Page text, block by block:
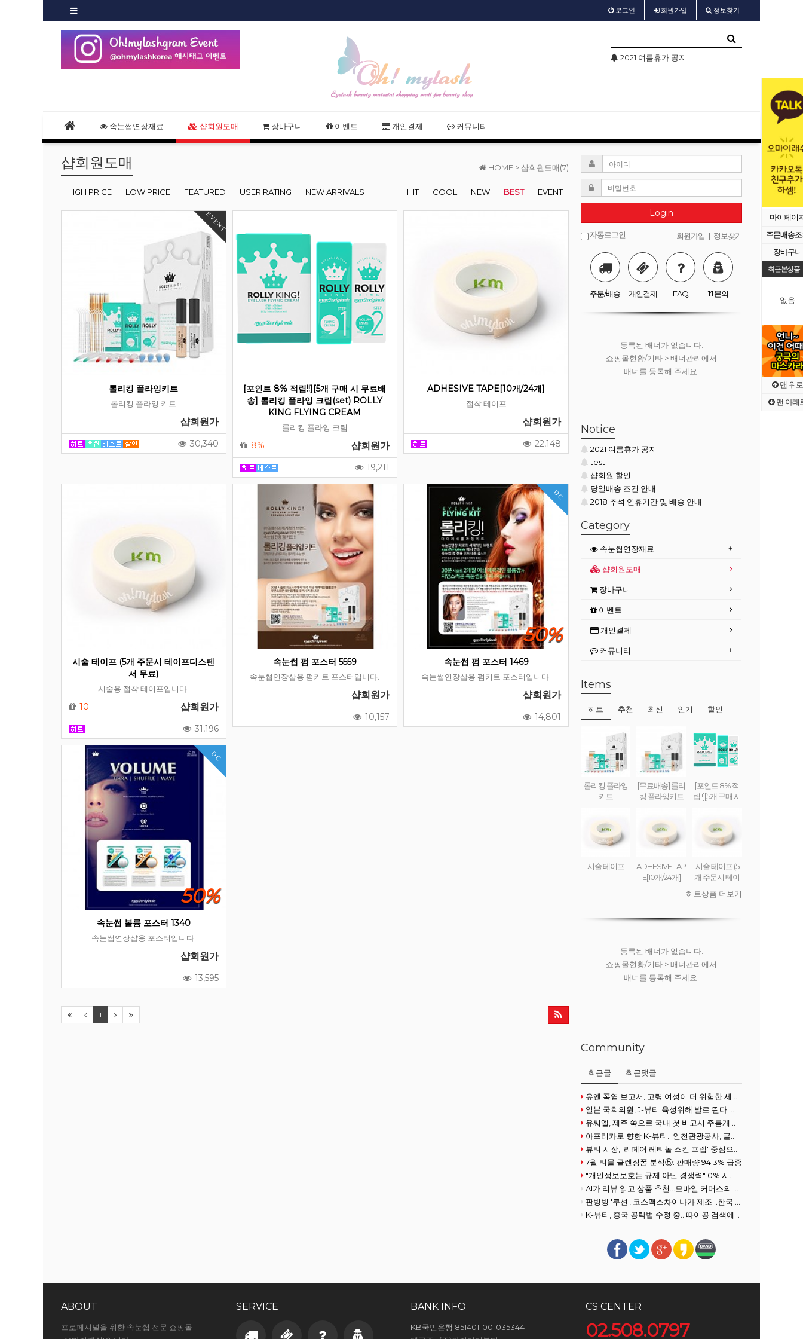
마이페이
주문배송
장바구니
최근본상품
없음
맨 위로
맨 아래
로그인 회원가입 정보찾기
test
속눈썹연장재료 샵회원도매 장바구니 이벤트 개인결제 커뮤니티
HOME > 샵회원도매(7)
샵회원도매
HIGH PRICE LOW PRICE FEATURED USER RATING NEW ARRIVALS HIT COOL NEW BEST EVENT
EVENT
롤리킹 플라잉키트
롤리킹 플라잉 키트
샵회원가
30,340
[포인트 8% 적립!!][5개 구매 시 무료배
송] 롤리킹 플라잉 크림(set) ROLLY
KING FLYING CREAM
롤리킹 플라잉 크림
8% 샵회원가
19,211
ADHESIVE TAPE[10개/24개]
접착 테이프
샵회원가
22,148
시술 테이프 (5개 주문시 테이프디스펜
서 무료)
시술용 접착 테이프입니다.
10 샵회원가
31,196
속눈썹 펌 포스터 5559
속눈썹연장샵용 펌키트 포스터입니다.
샵회원가
10,157
DC
50%
속눈썹 펌 포스터 1469
속눈썹연장샵용 펌키트 포스터입니다.
샵회원가
14,801
DC
50%
속눈썹 볼륨 포스터 1340
속눈썹연장샵용 포스터입니다.
샵회원가
13,595
1
Login
자동로그인 회원가입 | 정보찾기
주문/배송 개인결제 FAQ 1:1 문의
등록된 배너가 없습니다.
쇼핑몰현황/기타 > 배너관리에서
배너를 등록해 주세요.
등록된 배너가 없습니다.
쇼핑몰현황/기타 > 배너관리에서
배너를 등록해 주세요.
쇼핑몰현황/기타 > 배너관리에서
배너를 등록해 주세요.
Notice
2021 여름휴가 공지
test
샵회원 할인
당일배송 조건 안내
2018 추석 연휴기간 및 배송 안내
Category
속눈썹연장재료
샵회원도매
장바구니
이벤트
개인결제
커뮤니티
Items
히트 추천 최신 인기 할인
롤리킹 플라잉
키트
[무료배송] 롤리
킹 플라잉키트
[포인트 8% 적
립!!][5개 구매 시
(set) ROLLY KI
NG FLYING CR
EAM
시술 테이프
ADHESIVE TAP
E[10개/24개]
시술 테이프 (5
개 주문시 테이
료)
+ 히트상품 더보기
등록된 배너가 없습니다.
쇼핑몰현황/기타 > 배너관리에서
배너를 등록해 주세요.
Community
최근글 최근댓글
유엔 폭염 보고서, 고령 여성이 더 위험한 세 가지 이유
일본 국회의원, J-뷰티 육성위해 발로 뛴다...화장품협회 방문
유씨엘, 제주 쑥으로 국내 첫 비고시 주름개선 기능성 획득
아프리카로 향한 K-뷰티…인천관광공사, 글로벌사우스 공략 강화
뷰티 시장, '리페어·레티놀·스킨 프렙' 중심으로 전개
7월 티몰 클렌징폼 분석⑤: 판매량 94.3% 급증
"개인정보보호는 규제 아닌 경쟁력" 0% 시장을 100% 필수재로 만든 여성
AI가 리뷰 읽고 상품 추천…모바일 커머스의 진화
판빙빙 '쿠션', 코스맥스차이나가 제조…한국 ODM 경쟁력 재조명
K-뷰티, 중국 공략법 수정 중...따이공·검색에서 콘텐츠로
ABOUT
프로페셔널을 위한 속눈썹 전문 쇼핑몰
SERVICE BANK INFO
KB국민은행 851401-00-035344
CS CENTER
02.508.0797